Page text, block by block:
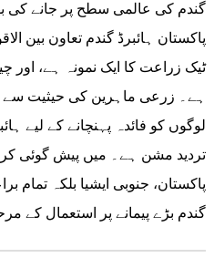
پاکستان ہائبرڈ گندم تعاون بین
ٹیک زراعت کا ایک نمونہ ہے،
ہے۔ زرعی ماہرین کی حیثیت سے
لوگوں کو فائدہ پہنچانے کے لیے
پاکستان، جنوبی ایشیا بلکہ تمام
گندم بڑے پیمانے پر استعمال کے